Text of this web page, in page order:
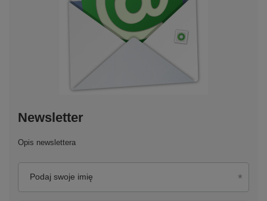
Newsletter
Opis newslettera
Podaj swoje imię